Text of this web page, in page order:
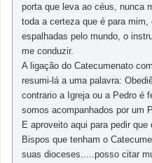
porta que leva ao céus, nunca
toda a certeza que é para
espalhadas pelo mundo, o
me conduzir.
A ligação do Catecumenato
resumi-lá a uma palavra:
contrario a Igreja ou a Pedro é
somos acompanhados por um
E aproveito aqui para pedir
Bispos que tenham o
suas dioceses.....posso citar